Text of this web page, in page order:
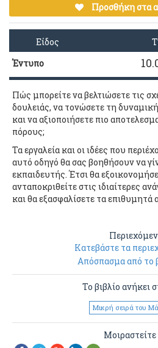
Προσθήκη στα
Είδος
Έντυπο
Πώς μπορείτε να βελτιώσετε τις
δουλειάς, να τονώσετε τη
και να αξιοποιήσετε πιο
πόρους;
Τα εργαλεία και οι ιδέες που
αυτό οδηγό θα σας βοηθήσουν να
εκπαιδευτής. Έτσι θα
ανταποκριθείτε στις ιδιαίτερες
και θα εξασφαλίσετε τα επιθυμητά
Κατεβάστε τα
Απόσπασμα από το
Το βιβλίο ανήκει
Μικρή σειρά του
Μοιραστείτε